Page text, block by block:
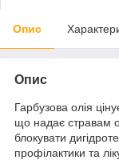
Опис
Опис
Гарбузова олія
що надає стравам
блокувати
профілактики та